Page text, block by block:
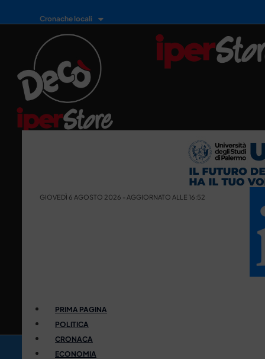
Cronache locali
GIOVEDÌ 6 AGOSTO 2026 - AGGIORNATO ALLE 16:52
PRIMA PAGINA
POLITICA
CRONACA
ECONOMIA